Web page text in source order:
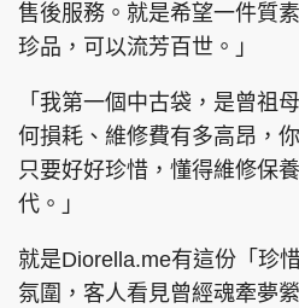
售後服務。就是希望一件質
珍品，可以流芳百世。」
「我第一個中古袋，是曾祖
何損耗、維修費有多高昂，
只要好好珍惜，懂得維修保
代。」
就是Diorella.me有這份「珍
氛圍，客人看見曾經魂牽夢